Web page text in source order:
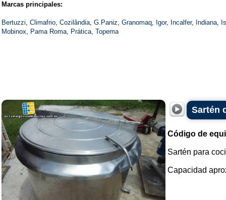
Marcas principales:
Bertuzzi, Climafrio, Cozilândia, G.Paniz, Granomaq, Igor, Incalfer, Indiana,
Mobinox, Pama Roma, Prática, Topema
Sartén
Código de
Sartén para
Capacidad